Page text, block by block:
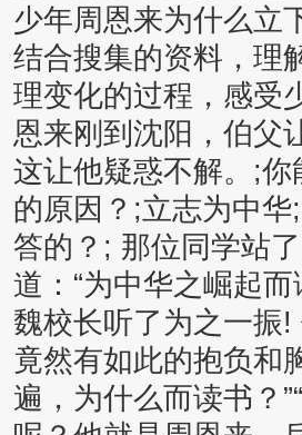
少年周恩来为什么立
结合搜集的资料，理
理变化的过程，感受
恩来刚到沈阳，伯父
这让他疑惑不解。;
的原因？;立志为中
答的？; 那位同学站
道：“为中华之崛起
魏校长听了为之一振
竟然有如此的抱负和
遍，为什么而读书？